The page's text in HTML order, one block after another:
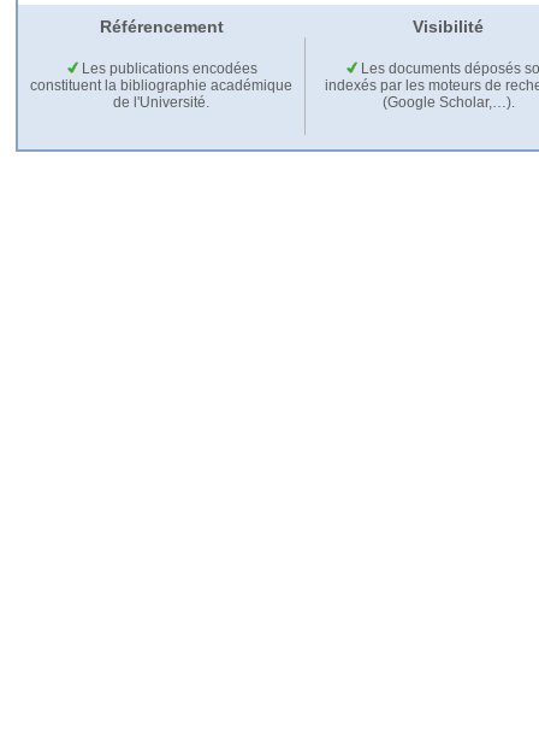
Référencement Visibilité
Les publications encodées
constituent la bibliographie académique
de l'Université.
Les documents déposés
indexés par les moteurs de
(Google Scholar,…).